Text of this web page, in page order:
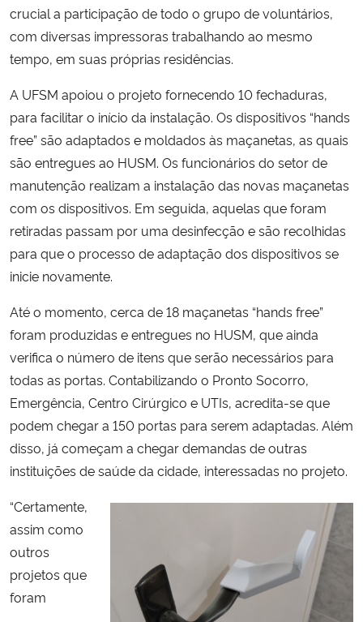
crucial a participação de todo o grupo de voluntários,
com diversas impressoras trabalhando ao mesmo
tempo, em suas próprias residências.
A UFSM apoiou o projeto fornecendo 10 fechaduras,
para facilitar o início da instalação. Os dispositivos “hands
free” são adaptados e moldados às maçanetas, as quais
são entregues ao HUSM. Os funcionários do setor de
manutenção realizam a instalação das novas maçanetas
com os dispositivos. Em seguida, aquelas que foram
retiradas passam por uma desinfecção e são recolhidas
para que o processo de adaptação dos dispositivos se
inicie novamente.
Até o momento, cerca de 18 maçanetas “hands free”
foram produzidas e entregues no HUSM, que ainda
verifica o número de itens que serão necessários para
todas as portas. Contabilizando o Pronto Socorro,
Emergência, Centro Cirúrgico e UTIs, acredita-se que
podem chegar a 150 portas para serem adaptadas. Além
disso, já começam a chegar demandas de outras
instituições de saúde da cidade, interessadas no projeto.
“Certamente,
assim como
outros
projetos que
foram